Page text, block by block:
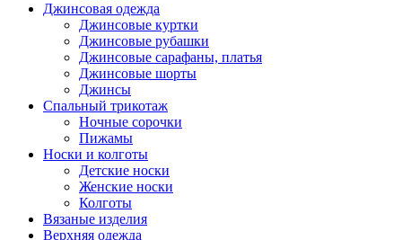
Джинсовая одежда
Джинсовые куртки
Джинсовые рубашки
Джинсовые сарафаны, платья
Джинсовые шорты
Джинсы
Спальный трикотаж
Ночные сорочки
Пижамы
Носки и колготы
Детские носки
Женские носки
Колготы
Вязаные изделия
Верхняя одежда